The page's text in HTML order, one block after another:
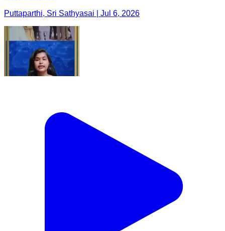
Puttaparthi, Sri Sathyasai | Jul 6, 2026